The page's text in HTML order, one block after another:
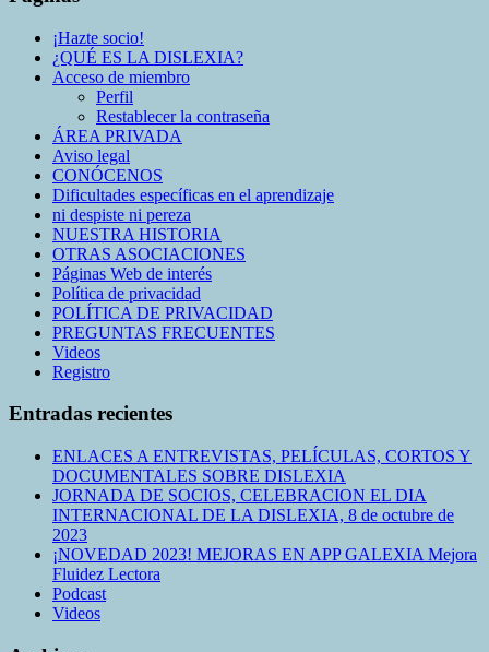
búsqueda
progreso
¡Hazte socio!
¿QUÉ ES LA DISLEXIA?
Acceso de miembro
Perfil
Restablecer la contraseña
ÁREA PRIVADA
Aviso legal
CONÓCENOS
Dificultades específicas en el aprendizaje
ni despiste ni pereza
NUESTRA HISTORIA
OTRAS ASOCIACIONES
Páginas Web de interés
Política de privacidad
POLÍTICA DE PRIVACIDAD
PREGUNTAS FRECUENTES
Videos
Registro
Entradas recientes
ENLACES A ENTREVISTAS, PELÍCULAS, CORTOS Y
DOCUMENTALES SOBRE DISLEXIA
JORNADA DE SOCIOS, CELEBRACION EL DIA
INTERNACIONAL DE LA DISLEXIA, 8 de octubre de
2023
¡NOVEDAD 2023! MEJORAS EN APP GALEXIA Mejora
Fluidez Lectora
Podcast
Videos